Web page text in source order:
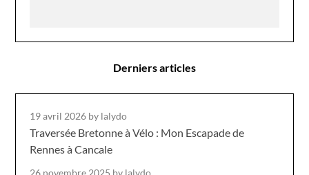
Derniers articles
19 avril 2026 by lalydo
Traversée Bretonne à Vélo : Mon Escapade de
Rennes à Cancale
26 novembre 2025 by lalydo